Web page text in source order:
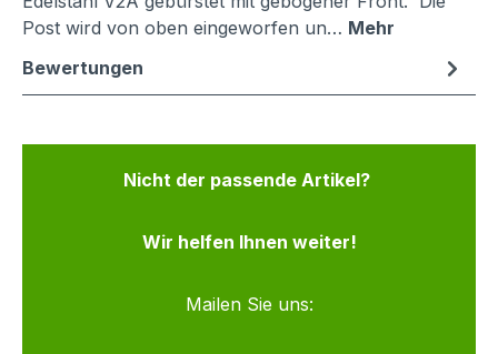
Post wird von oben eingeworfen un… Mehr
Bewertungen
Nicht der passende Artikel?
Wir helfen Ihnen weiter!
Mailen Sie uns: